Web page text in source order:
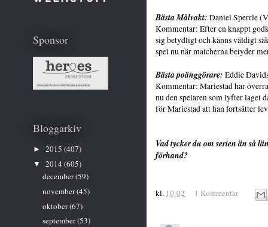
Bästa Målvakt: Daniel Sperrle
Kommentar: Efter en knappt
sig betydligt och känns väldigt
spel nu när matcherna betyder
Bästa poänggörare: Eddie
Kommentar: Mariestad har
nu den spelaren som lyfter laget
för Mariestad att han fortsätter
Vad tycker du om serien än så
förhand?
kl. 10:02 1 Kommentar
Sponsor
Bloggarkiv
► 2015 (407)
▼ 2014 (605)
december(59)
november(45)
oktober(67)
september(53)